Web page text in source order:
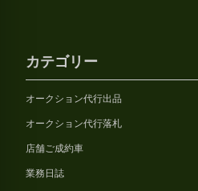
カテゴリー
オークション代行出品
オークション代行落札
店舗ご成約車
業務日誌